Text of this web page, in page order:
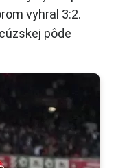
vyhral 3:2.
pôde